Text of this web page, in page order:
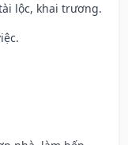
lộc, khai trương.